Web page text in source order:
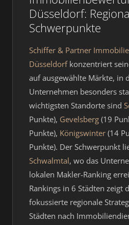
Düsseldorf:
Schwerpunkte
Schiffer & Partner
Düsseldorfkonzentriert
auf ausgewählte Märkte, in
Unternehmen besonders
wichtigsten Standorte sind
Punkte), Gevelsberg (19
Punkte), Königswinter (14
Punkte). Der Schwerpunkt
Schwalmtal, wo das
lokalen Makler-Ranking
Rankings in 6 Städten zeigt
fokussierte regionale
Städten nach